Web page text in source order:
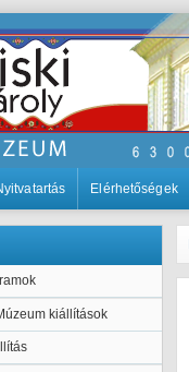
Elérhetőségek
kiállítások